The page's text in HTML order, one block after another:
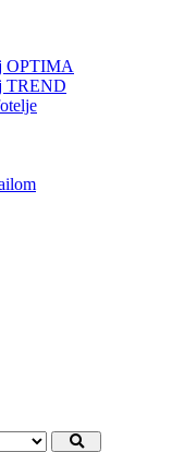
OPTIMA
TREND